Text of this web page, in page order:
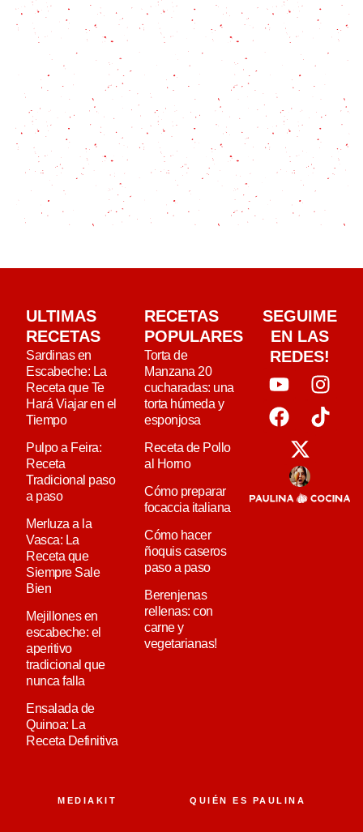
ULTIMAS
RECETAS
Sardinas en
Escabeche: La
Receta que Te
Hará Viajar en el
Tiempo
Pulpo a Feira:
Receta
Tradicional paso
a paso
Merluza a la
Vasca: La
Receta que
Siempre Sale
Bien
Mejillones en
escabeche: el
aperitivo
tradicional que
nunca falla
Ensalada de
Quinoa: La
Receta Definitiva
RECETAS
POPULARES
Torta de
Manzana 20
cucharadas: una
torta húmeda y
esponjosa
Receta de Pollo
al Horno
Cómo preparar
focaccia italiana
Cómo hacer
ñoquis caseros
paso a paso
Berenjenas
rellenas: con
carne y
vegetarianas!
SEGUIME
EN LAS
REDES!
MEDIAKIT QUIÉN ES PAULINA